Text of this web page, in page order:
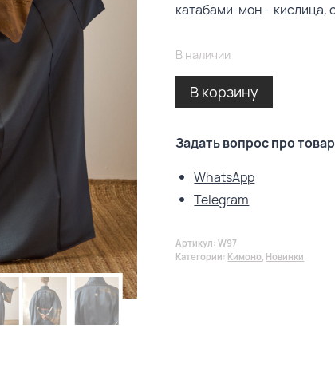
катабами-мон – кислица,
В наличии
В корзину
Задать вопрос про
WhatsApp
Telegram
Артикул:W97
Категории: Кимоно Новинки